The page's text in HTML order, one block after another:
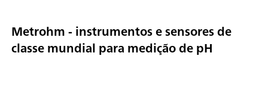
Metrohm - instrumentos e sensores de
classe mundial para medição de pH